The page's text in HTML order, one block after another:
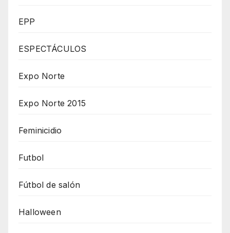
EPP
ESPECTÁCULOS
Expo Norte
Expo Norte 2015
Feminicidio
Futbol
Fútbol de salón
Halloween